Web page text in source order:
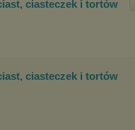
ciasteczek i tortów
ciasteczek i tortów